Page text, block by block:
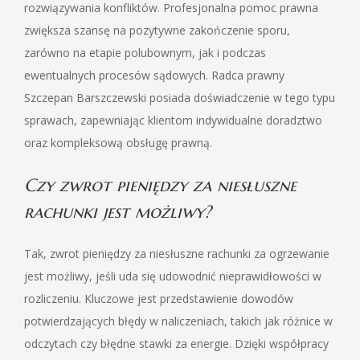
rozwiązywania konfliktów. Profesjonalna pomoc prawna
zwiększa szansę na pozytywne zakończenie sporu,
zarówno na etapie polubownym, jak i podczas
ewentualnych procesów sądowych. Radca prawny
Szczepan Barszczewski posiada doświadczenie w tego typu
sprawach, zapewniając klientom indywidualne doradztwo
oraz kompleksową obsługę prawną.
Czy zwrot pieniędzy za niesłuszne
rachunki jest możliwy?
Tak, zwrot pieniędzy za niesłuszne rachunki za ogrzewanie
jest możliwy, jeśli uda się udowodnić nieprawidłowości w
rozliczeniu. Kluczowe jest przedstawienie dowodów
potwierdzających błędy w naliczeniach, takich jak różnice w
odczytach czy błędne stawki za energie. Dzięki współpracy